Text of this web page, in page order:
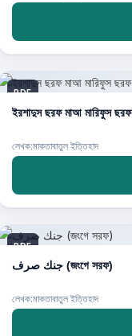
PDF
ইরশাদুস ছরফ মাআ মারিফুস ছরফ
লেখক:মাকতাবাতুল ইত্তিহাদ
PDF
جنك صرف (জংগে সরফ)
লেখক:মাকতাবাতুল ইত্তিহাদ